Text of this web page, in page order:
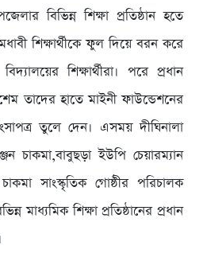
বিভিন্ন শিক্ষা প্রতিষ্ঠান হতে
শিক্ষার্থীকে ফুল দিয়ে বরন করে
শিক্ষার্থীরা। পরে প্রধান
তাদের হাতে মাইনী ফাউন্ডেশনের
তুলে দেন। এসময় দীঘিনালা
চাকমা,বাবুছড়া ইউপি চেয়ারম্যান
সাংস্কৃতিক গোষ্ঠীর পরিচালক
মাধ্যমিক শিক্ষা প্রতিষ্ঠানের প্রধান